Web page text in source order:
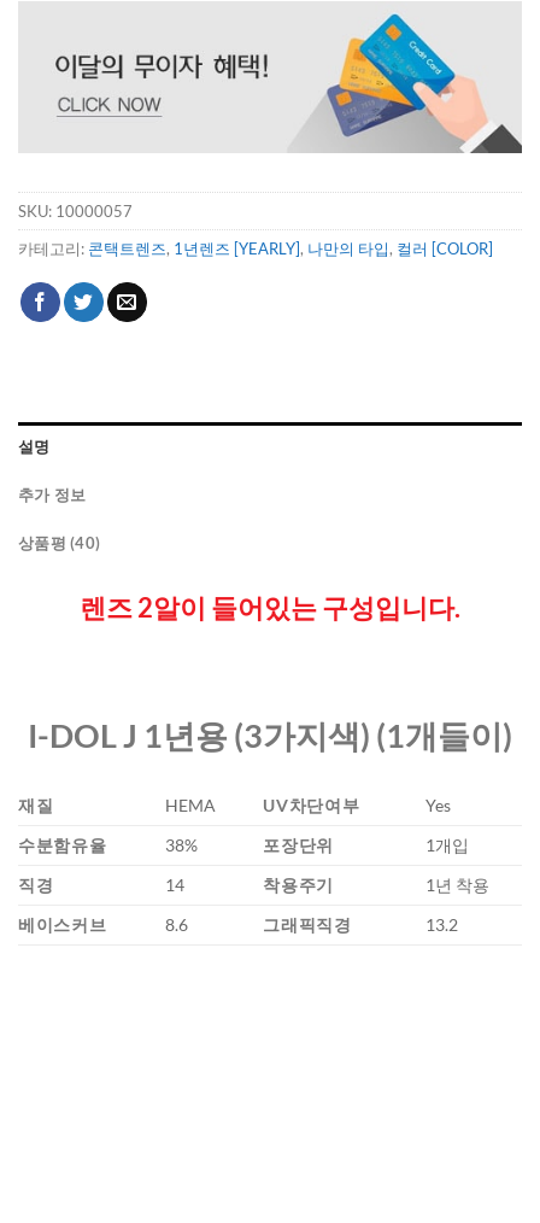
SKU: 10000057
카테고리: 콘택트렌즈, 1년렌즈 [YEARLY], 나만의 타입, 컬러 [COLOR]
설명
추가 정보
상품평 (40)
렌즈 2알이 들어있는 구성입니다.
I-DOL J 1년용 (3가지색) (1개들이)
재질 HEMA UV차단여부
Yes
수분함유율
38% 포장단위
1개입
직경
14 착용주기
1년 착용
베이스커브
8.6 그래픽직경 13.2